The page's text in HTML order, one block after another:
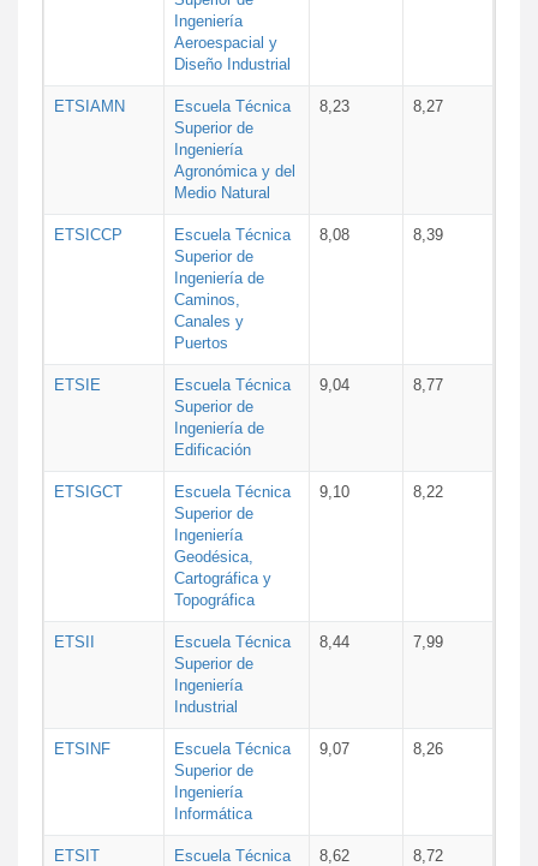
Ingeniería
Aeroespacial y
Diseño Industrial
ETSIAMN
Escuela Técnica
Superior de
Ingeniería
Agronómica y del
Medio Natural
8,23 8,27
ETSICCP
Escuela Técnica
Superior de
Ingeniería de
Caminos,
Canales y
Puertos
8,08 8,39
ETSIE
Escuela Técnica
Superior de
Ingeniería de
Edificación
9,04 8,77
ETSIGCT
Escuela Técnica
Superior de
Ingeniería
Geodésica,
Cartográfica y
Topográfica
9,10 8,22
ETSII
Escuela Técnica
Superior de
Ingeniería
Industrial
8,44 7,99
ETSINF
Escuela Técnica
Superior de
Ingeniería
Informática
9,07 8,26
ETSIT
Escuela Técnica
8,62 8,72